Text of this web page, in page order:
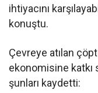
ihtiyacını
konuştu.
Çevreye atılan
ekonomisine katkı
şunları kaydetti: